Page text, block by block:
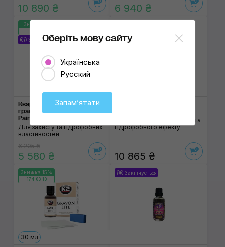
10 890 ₴ 6 940 ₴
Знижка 10%
174:03:10
Закінчується
Кварцове покриття з
графеном ZviZZer Graphene
Paint Ceramic Coat Kit
Для захисту та гідрофобних
властивостей
6 205 ₴
5 580 ₴
Для дзеркального блиску та
гідрофобного ефекту
10 865 ₴
Знижка 15%
174:03:10
30 мл
Закінчується
Оберіть мову сайту
Українська
Русский
Запамʼятати